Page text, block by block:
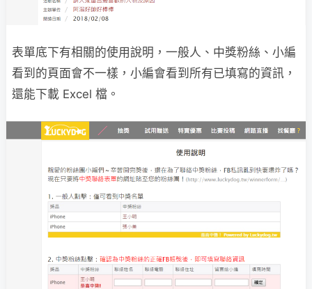
表單底下有相關的使用說明，一般人、中獎粉絲、小編
看到的頁面會不一樣，小編會看到所有已填寫的資訊，
還能下載 Excel 檔。